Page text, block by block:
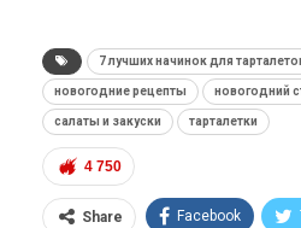
7 лучших начинок для
новогодние рецепты новогодний
салаты и закуски тарталетки
4 750
Share Facebook